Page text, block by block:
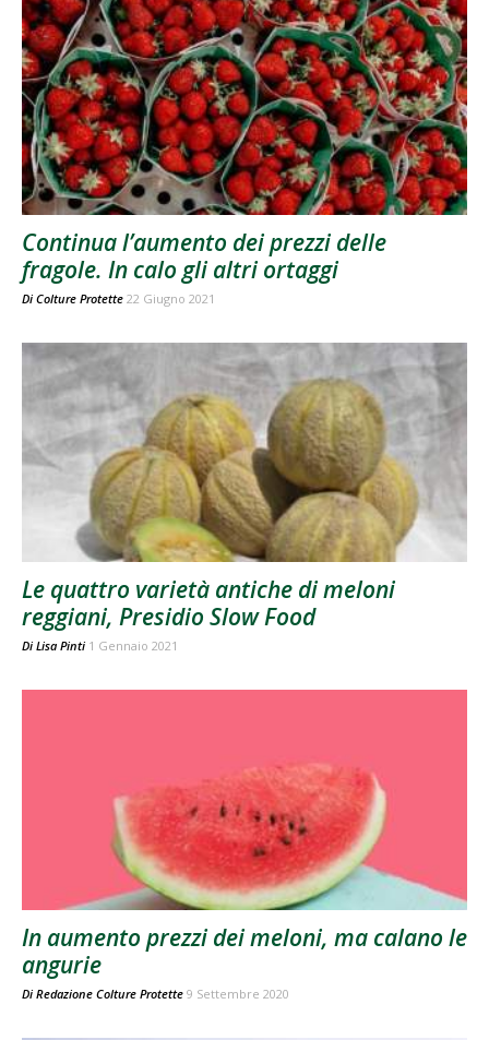
Continua l’aumento dei prezzi delle
fragole. In calo gli altri ortaggi
Di Colture Protette 22 Giugno 2021
Le quattro varietà antiche di meloni
reggiani, Presidio Slow Food
Di Lisa Pinti 1 Gennaio 2021
In aumento prezzi dei meloni, ma calano le
angurie
Di Redazione Colture Protette 9 Settembre 2020